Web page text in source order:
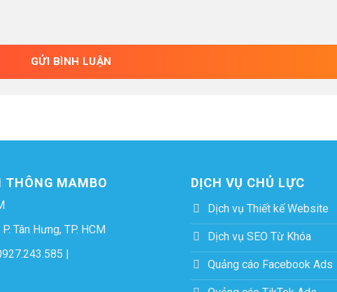
THÔNG MAMBO
Tân Hưng, TP. HCM
|
DỊCH VỤ CHỦ LỰC
Dịch vụ Thiết kế Website
Dịch vụ SEO Từ Khóa
Quảng cáo Facebook Ads